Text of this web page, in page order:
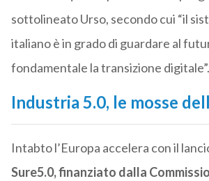
sottolineato Urso, secondo cui “il
italiano è in grado di guardare al
fondamentale la transizione digitale”.
Industria 5.0, le mosse
Intabto l’Europa accelera con il
Sure5.0, finanziato dalla